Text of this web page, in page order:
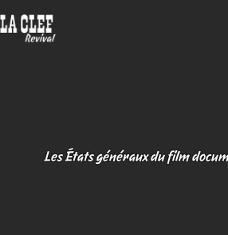
au
contenu
Les États généraux du film